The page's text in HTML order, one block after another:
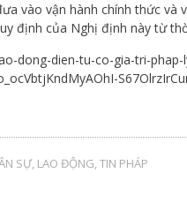
vào vận hành chính thức
định của Nghị định này từ
dong-dien-tu-co-gia-tri-
SỰ, LAO ĐỘNG,TIN PHÁP